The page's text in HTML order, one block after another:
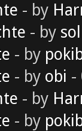
- by
- by
- by
- by obi -
- by
- by